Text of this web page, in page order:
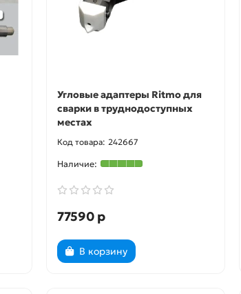
Угловые адаптеры Ritmo для
сварки в труднодоступных
местах
242667
77590 р
В корзину